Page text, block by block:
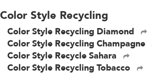
Color Style Recycling
Color Style Recycling Diamond
Color Style Recycling Champagne
Color Style Recycle Sahara
Color Style Recycling Tobacco